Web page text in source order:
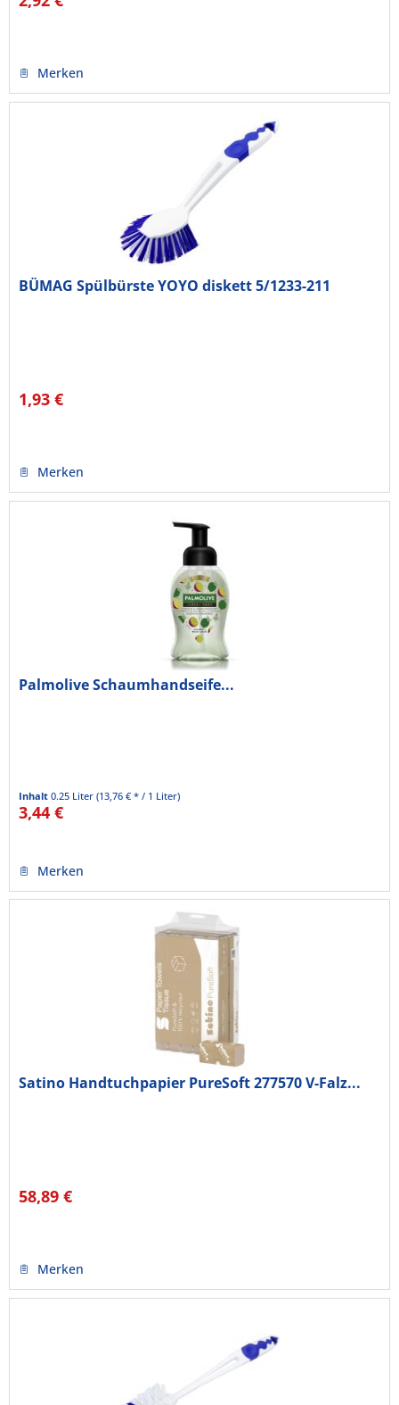
Merken
BÜMAG Spülbürste YOYO diskett 5/1233-211
1,93 €
Merken
Palmolive Schaumhandseife...
Inhalt0.25 Liter(13,76 € * / 1 Liter)
3,44 €
Merken
Satino Handtuchpapier PureSoft 277570 V-Falz...
58,89 €
Merken